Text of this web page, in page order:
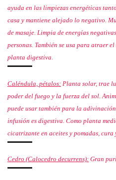
ayuda en las limpiezas energéticas tanto
casa y mantiene alejado lo negativo.
de masaje. Limpia de energías
personas. También se usa para atraer
planta digestiva.
Caléndula, pétalos: Planta solar, trae
poder del fuego y la fuerza del sol.
puede usar también para la adivinación
infusión es digestiva. Como planta
cicatrizante en aceites y pomadas, cura
Cedro (Calocedro decurrens): Gran